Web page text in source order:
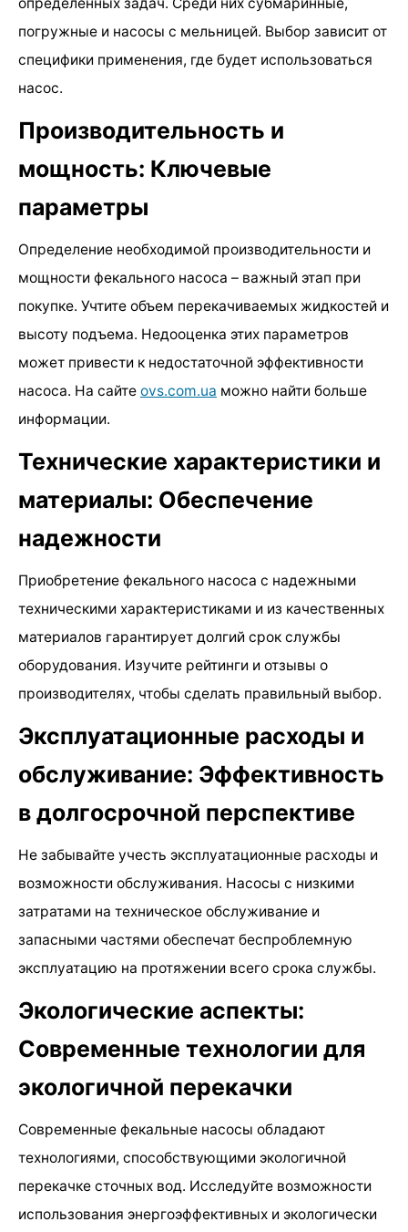
погружные и насосы с мельницей. Выбор зависит от
специфики применения, где будет использоваться
насос.
Производительность и
мощность: Ключевые
параметры
Определение необходимой производительности и
мощности фекального насоса – важный этап при
покупке. Учтите объем перекачиваемых жидкостей и
высоту подъема. Недооценка этих параметров
может привести к недостаточной эффективности
насоса. На сайте ovs.com.ua можно найти больше
информации.
Технические характеристики и
материалы: Обеспечение
надежности
Приобретение фекального насоса с надежными
техническими характеристиками и из качественных
материалов гарантирует долгий срок службы
оборудования. Изучите рейтинги и отзывы о
производителях, чтобы сделать правильный выбор.
Эксплуатационные расходы и
обслуживание: Эффективность
в долгосрочной перспективе
Не забывайте учесть эксплуатационные расходы и
возможности обслуживания. Насосы с низкими
затратами на техническое обслуживание и
запасными частями обеспечат беспроблемную
эксплуатацию на протяжении всего срока службы.
Экологические аспекты:
Современные технологии для
экологичной перекачки
Современные фекальные насосы обладают
технологиями, способствующими экологичной
перекачке сточных вод. Исследуйте возможности
использования энергоэффективных и экологически